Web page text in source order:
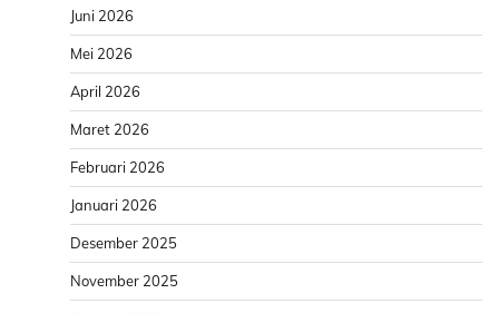
Juni 2026
Mei 2026
April 2026
Maret 2026
Februari 2026
Januari 2026
Desember 2025
November 2025